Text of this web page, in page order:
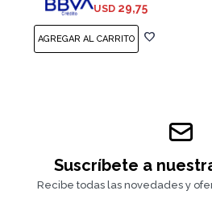
USD 29,75
Suscríbete a
Recibe todas las novedades y